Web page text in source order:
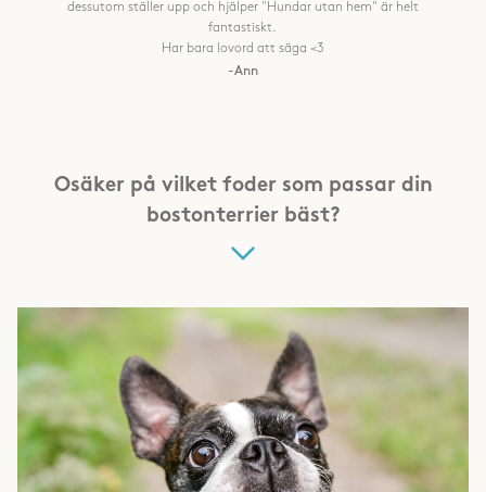
dessutom ställer upp och hjälper "Hundar utan hem" är helt
fantastiskt.
Har bara lovord att säga <3
-Ann
Osäker på vilket foder som passar din
bostonterrier bäst?